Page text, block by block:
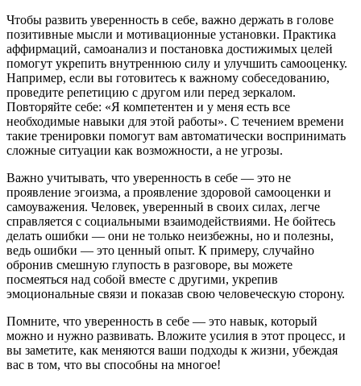
Чтобы развить уверенность в себе, важно держать в голове
позитивные мысли и мотивационные установки. Практика
аффирмаций, самоанализ и постановка достижимых целей
помогут укрепить внутреннюю силу и улучшить самооценку.
Например, если вы готовитесь к важному собеседованию,
проведите репетицию с другом или перед зеркалом.
Повторяйте себе: «Я компетентен и у меня есть все
необходимые навыки для этой работы». С течением времени
такие тренировки помогут вам автоматически воспринимать
сложные ситуации как возможности, а не угрозы.
Важно учитывать, что уверенность в себе — это не
проявление эгоизма, а проявление здоровой самооценки и
самоуважения. Человек, уверенный в своих силах, легче
справляется с социальными взаимодействиями. Не бойтесь
делать ошибки — они не только неизбежны, но и полезны,
ведь ошибки — это ценный опыт. К примеру, случайно
обронив смешную глупость в разговоре, вы можете
посмеяться над собой вместе с другими, укрепив
эмоциональные связи и показав свою человеческую сторону.
Помните, что уверенность в себе — это навык, который
можно и нужно развивать. Вложите усилия в этот процесс, и
вы заметите, как меняются ваши подходы к жизни, убеждая
вас в том, что вы способны на многое!